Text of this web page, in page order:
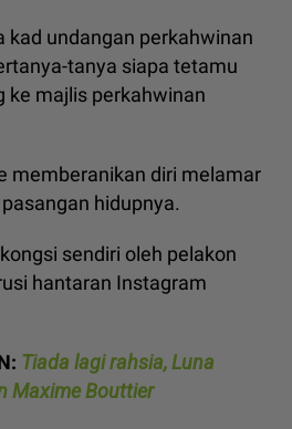
kad undangan perkahwinan
tanya siapa tetamu
ke majlis perkahwinan
memberanikan diri melamar
hidupnya.
sendiri oleh pelakon
hantaran Instagram
Tiada lagi rahsia, Luna
Maxime Bouttier